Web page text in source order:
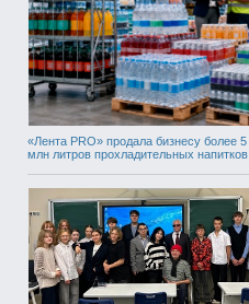
«Лента PRO» продала бизнесу более 5
млн литров прохладительных напитков